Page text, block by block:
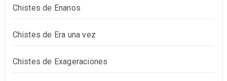
Chistes de Enanos
Chistes de Era una vez
Chistes de Exageraciones